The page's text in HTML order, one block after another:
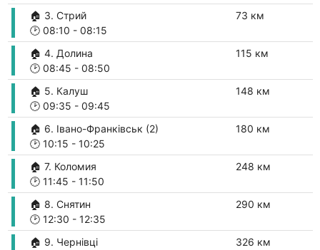
🏠 3. Стрий
🕑08:10 - 08:15
73 км
🏠 4. Долина
🕑08:45 - 08:50
115 км
🏠 5. Калуш
🕑09:35 - 09:45
148 км
🏠 6. Івано-Франківськ (2)
🕑10:15 - 10:25
180 км
🏠 7. Коломия
🕑11:45 - 11:50
248 км
🏠 8. Снятин
🕑12:30 - 12:35
290 км
🏠 9. Чернівці
326 км